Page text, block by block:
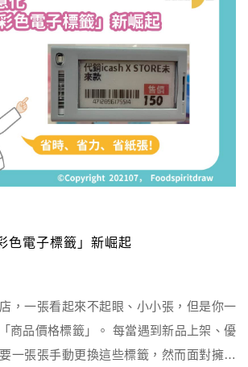
色電子標籤」新崛起
，一張看起來不起眼、小小張，但是你一
商品價格標籤」。 每當遇到新品上架、優
一張張手動更換這些標籤，然而面對擁有